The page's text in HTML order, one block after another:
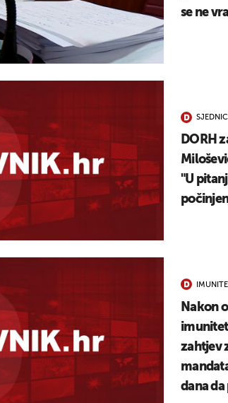
se ne
DORH
"U
Nakon
zahtjev
dana
UKLJUČITE